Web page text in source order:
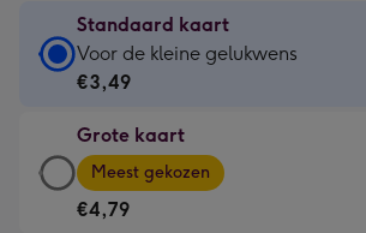
Standaard kaart
Standaard
kaart
€3,49
-
Voor
Voor de kleine gelukwens
€3,49
Grote kaart
Grote
kaart
-
Meest gekozen
€4,79